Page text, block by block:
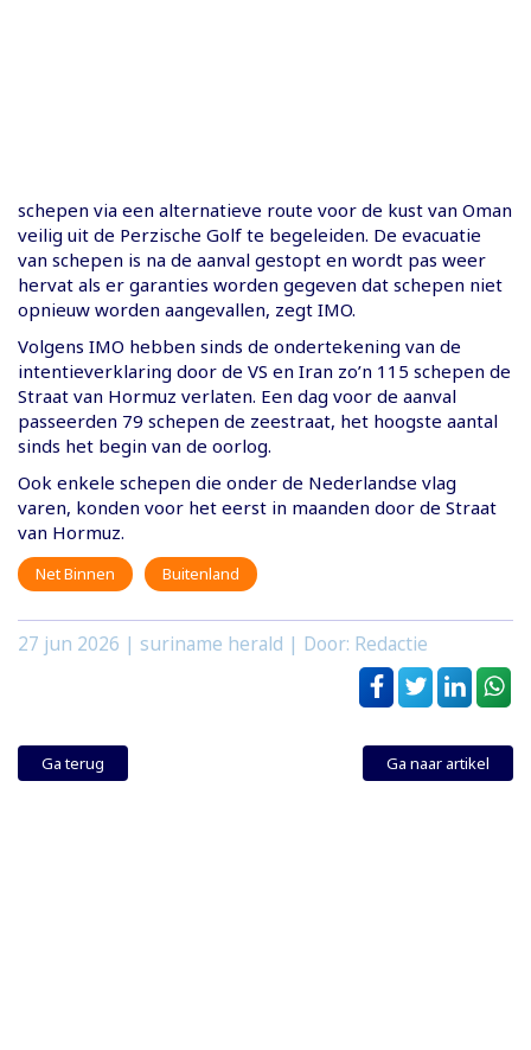
schepen via een alternatieve route voor de kust van Oman
veilig uit de Perzische Golf te begeleiden. De evacuatie
van schepen is na de aanval gestopt en wordt pas weer
hervat als er garanties worden gegeven dat schepen niet
opnieuw worden aangevallen, zegt IMO.
Volgens IMO hebben sinds de ondertekening van de
intentieverklaring door de VS en Iran zo’n 115 schepen de
Straat van Hormuz verlaten. Een dag voor de aanval
passeerden 79 schepen de zeestraat, het hoogste aantal
sinds het begin van de oorlog.
Ook enkele schepen die onder de Nederlandse vlag
varen, konden voor het eerst in maanden door de Straat
van Hormuz.
Net Binnen Buitenland
27 jun 2026 | suriname herald | Door: Redactie
Ga terug Ga naar artikel